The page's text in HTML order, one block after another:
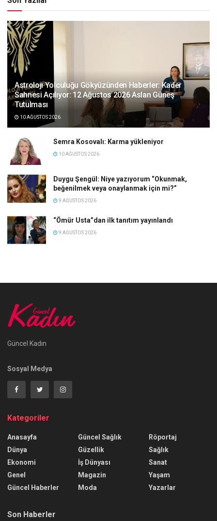
Astroloji Yolculuğu Gökyüzünden Haberler: Kader
Sahnesi Açılıyor: 12 Ağustos 2026 Aslan Güneş
Tutulması
10 AĞUSTOS 2026
Semra Kosovalı: Karma yükleniyor
10 AĞUSTOS 2026
Duygu Şengül: Niye yazıyorum “Okunmak,
beğenilmek veya onaylanmak için mi?”
9 AĞUSTOS 2026
“Ömür Usta”dan ilk tanıtım yayınlandı
9 AĞUSTOS 2026
Güncel Kadın
Sosyal Medya
Kategoriler
Anasayfa
Dünya
Ekonomi
Genel
Güncel Haberler
Güncel Sağlık
Güzellik
İş Dünyası
Magazin
Moda
Röportaj
Sağlık
Sanat
Yaşam
Yazarlar
Son Haberler